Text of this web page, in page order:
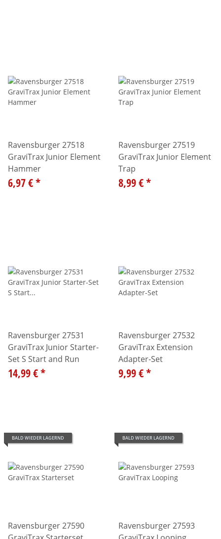
Ravensburger 27518
GraviTrax Junior Element
Hammer
6,97 €*
Ravensburger 27519
GraviTrax Junior Element
Trap
8,99 €*
Ravensburger 27531
GraviTrax Junior Starter-
Set S Start and Run
14,99 €*
Ravensburger 27532
GraviTrax Extension
Adapter-Set
9,99 €*
BALD WIEDER LAGERND
Ravensburger 27590
BALD WIEDER LAGERND
Ravensburger 27593